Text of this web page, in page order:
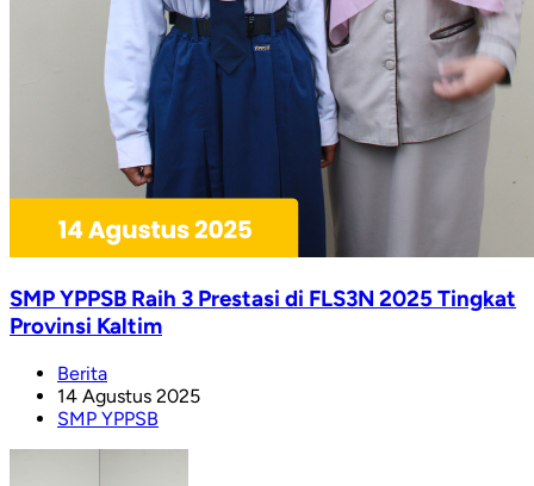
SMP YPPSB Raih 3 Prestasi di FLS3N 2025 Tingkat
Provinsi Kaltim
Berita
14 Agustus 2025
SMP YPPSB